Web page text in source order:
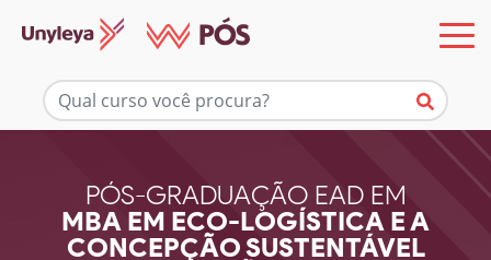
PÓS-GRADUAÇÃO EAD EM
MBA EM ECO-LOGÍSTICA E A
CONCEPÇÃO SUSTENTÁVEL
Mais informações